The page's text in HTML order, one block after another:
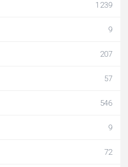
1239
9
207
57
546
9
72